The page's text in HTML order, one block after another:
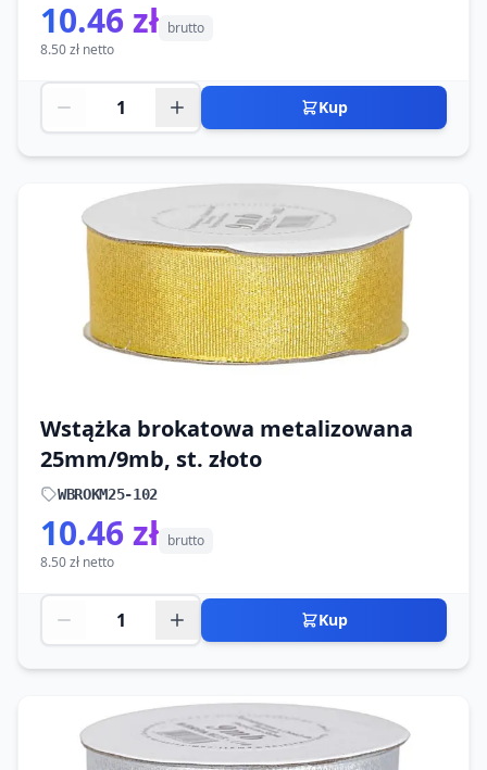
10.46 zł brutto
8.50 zł netto
Kup
Wstążka brokatowa metalizowana
25mm/9mb, st. złoto
WBROKM25-102
10.46 zł brutto
8.50 zł netto
Kup